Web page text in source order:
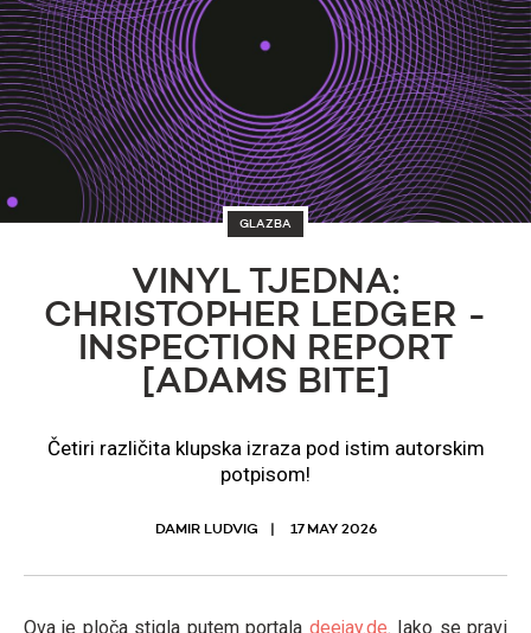
GLAZBA
VINYL TJEDNA:
CHRISTOPHER LEDGER -
INSPECTION REPORT
[ADAMS BITE]
Četiri različita klupska izraza pod istim autorskim
potpisom!
DAMIR LUDVIG 17 MAY 2026
Ova je ploča stigla putem portala deejay.de. Iako se pravi